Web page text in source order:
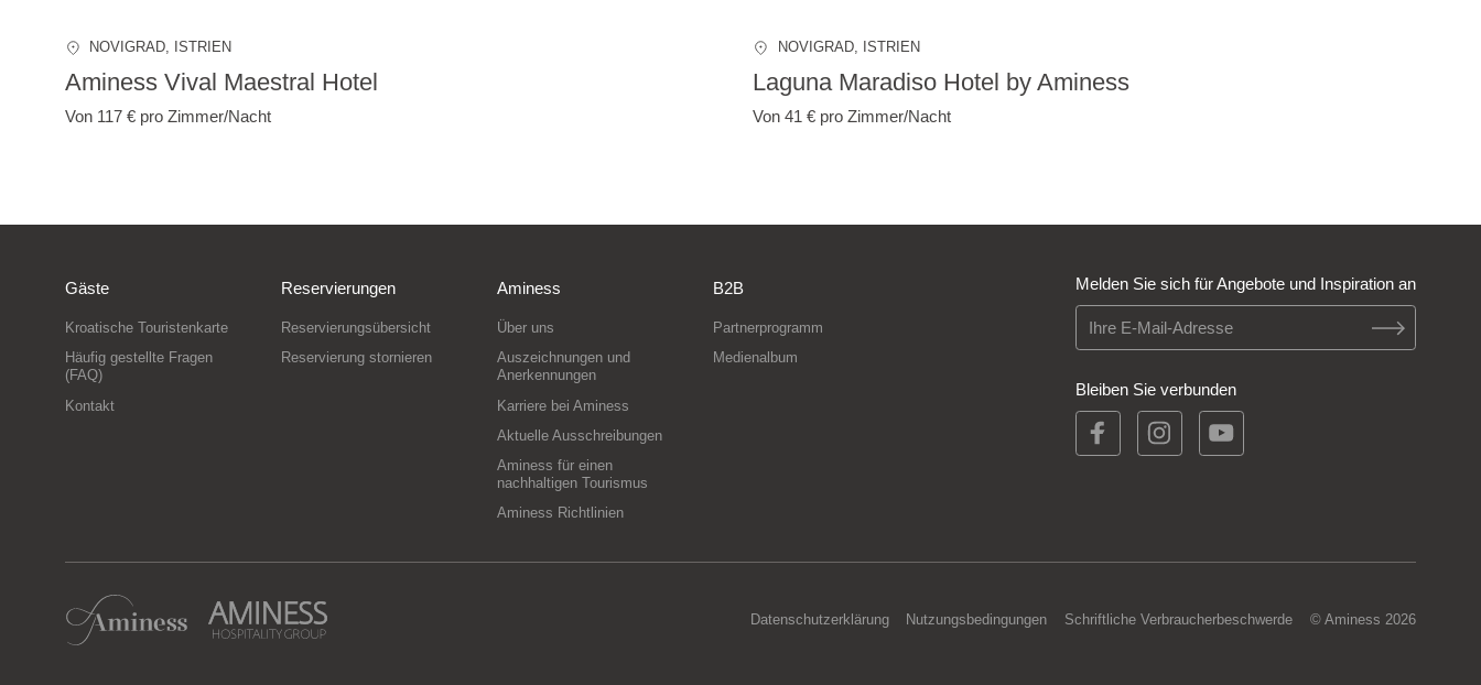
NOVIGRAD, ISTRIEN
Aminess Vival Maestral Hotel
Von 117 € pro Zimmer/Nacht
NOVIGRAD, ISTRIEN
Laguna Maradiso Hotel by Aminess
Von 41 € pro Zimmer/Nacht
Gäste
Kroatische Touristenkarte
Häufig gestellte Fragen
(FAQ)
Kontakt
Reservierungen
Reservierungsübersicht
Reservierung stornieren
Aminess
Über uns
Auszeichnungen und
Anerkennungen
Karriere bei Aminess
Aktuelle Ausschreibungen
Aminess für einen
nachhaltigen Tourismus
Aminess Richtlinien
B2B
Partnerprogramm
Medienalbum
Melden Sie sich für Angebote und Inspiration an
Bleiben Sie verbunden
Datenschutzerklärung Nutzungsbedingungen Schriftliche Verbraucherbeschwerde © Aminess 2026